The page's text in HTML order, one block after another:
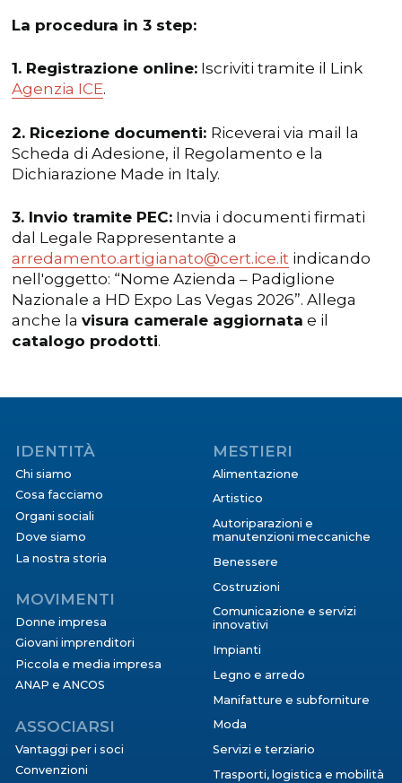
La procedura in 3 step:
1. Registrazione online:Iscriviti tramite il Link
Agenzia ICE.
2. Ricezione documenti: Riceverai via mail la
Scheda di Adesione, il Regolamento e la
Dichiarazione Made in Italy.
3. Invio tramite PEC:Invia i documenti firmati
dal Legale Rappresentante a
arredamento.artigianato@cert.ice.it indicando
nell'oggetto: “Nome Azienda – Padiglione
Nazionale a HD Expo Las Vegas 2026”. Allega
anche la visura camerale aggiornata e il
catalogo prodotti.
IDENTITÀ
Chi siamo
Cosa facciamo
Organi sociali
Dove siamo
La nostra storia
MOVIMENTI
Donne impresa
Giovani imprenditori
Piccola e media impresa
ANAP e ANCOS
ASSOCIARSI
Vantaggi per i soci
Convenzioni
MESTIERI
Alimentazione
Artistico
Autoriparazioni e
manutenzioni meccaniche
Benessere
Costruzioni
Comunicazione e servizi
innovativi
Impianti
Legno e arredo
Manifatture e subforniture
Moda
Servizi e terziario
Trasporti, logistica e mobilità